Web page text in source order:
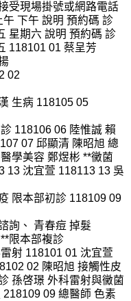
受現場掛號或網路電話
下午 說明 預約碼 診
星期六 說明 預約碼 診
118101 01 蔡呈芳
02
生病 118105 05
118106 06 陸惟誠 賴
07 邱顯清 陳昭旭 總
學美容 鄭煜彬 **黴菌
13 沈宜萱 118113 13 吳
限本部初診 118109 09
詢、 青春痘 掉髮
限本部複診
射 118101 01 沈宜萱
02 陳昭旭 接觸性皮
孫啓璟 外科雷射與黴菌
09 總醫師 色素